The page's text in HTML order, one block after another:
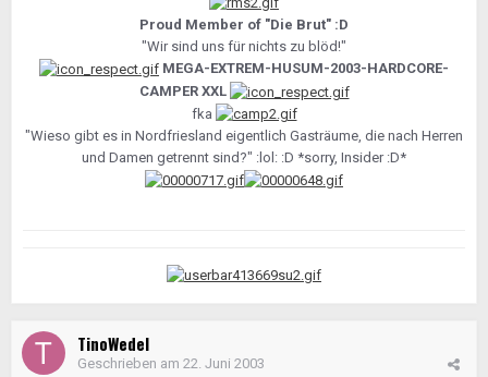
Proud Member of "Die Brut" :D
"Wir sind uns für nichts zu blöd!"
MEGA-EXTREM-HUSUM-2003-HARDCORE-
CAMPER XXL
fka
"Wieso gibt es in Nordfriesland eigentlich Gasträume, die nach Herren
und Damen getrennt sind?" :lol: :D *sorry, Insider :D*
TinoWedel
Geschrieben am 22. Juni 2003